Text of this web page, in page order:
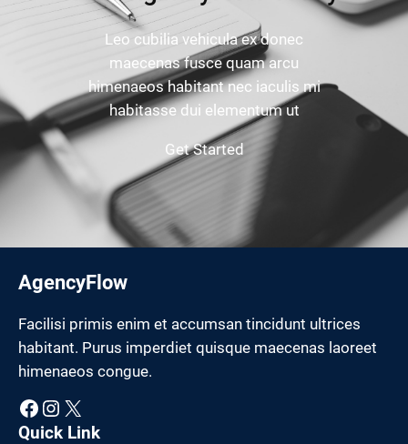
Leo cubilia vehicula ex donec
maecenas fusce quam arcu
himenaeos habitant nec iaculis mi
habitasse dui elementum ut
Get Started
AgencyFlow
Facilisi primis enim et accumsan tincidunt ultrices
habitant. Purus imperdiet quisque maecenas laoreet
himenaeos congue.
Facebook Instagram X
Quick Link